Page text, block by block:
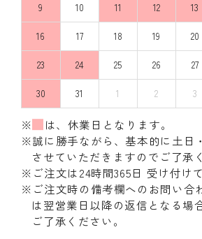
9 10 11 12 13
16 17 18 19 20
23 24 25 26 27
30 31 1 2 3
※
は、休業日となります。
※誠に勝手ながら、基本的に土日
させていただきますのでご了承
※ご注文は24時間365日 受け付け
※ご注文時の備考欄へのお問い合
は翌営業日以降の返信となる場
ご了承ください。